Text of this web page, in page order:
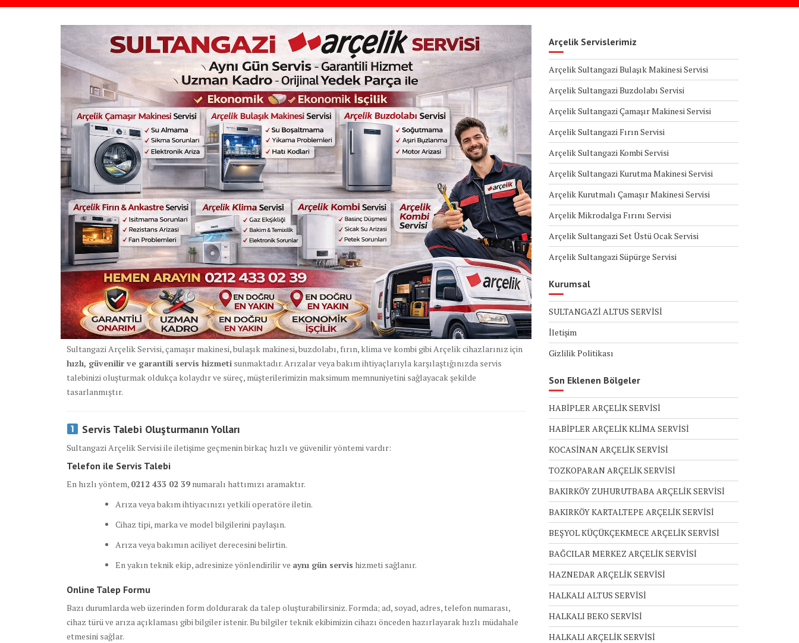
Sultangazi Arçelik Servisi, çamaşır makinesi, bulaşık makinesi, buzdolabı, fırın, klima ve kombi gibi Arçelik cihazlarınız için
hızlı, güvenilir ve garantili servis hizmeti sunmaktadır. Arızalar veya bakım ihtiyaçlarıyla karşılaştığınızda servis
talebinizi oluşturmak oldukça kolaydır ve süreç, müşterilerimizin maksimum memnuniyetini sağlayacak şekilde
tasarlanmıştır.
Servis Talebi Oluşturmanın Yolları
Sultangazi Arçelik Servisi ile iletişime geçmenin birkaç hızlı ve güvenilir yöntemi vardır:
Telefon ile Servis Talebi
En hızlı yöntem, 0212 433 02 39 numaralı hattımızı aramaktır.
Arıza veya bakım ihtiyacınızı yetkili operatöre iletin.
Cihaz tipi, marka ve model bilgilerini paylaşın.
Arıza veya bakımın aciliyet derecesini belirtin.
En yakın teknik ekip, adresinize yönlendirilir ve aynı gün servis hizmeti sağlanır.
Online Talep Formu
Bazı durumlarda web üzerinden form doldurarak da talep oluşturabilirsiniz. Formda; ad, soyad, adres, telefon numarası,
cihaz türü ve arıza açıklaması gibi bilgiler istenir. Bu bilgiler teknik ekibimizin cihazı önceden hazırlayarak hızlı müdahale
etmesini sağlar.
Arçelik Servislerimiz
Arçelik Sultangazi Bulaşık Makinesi Servisi
Arçelik Sultangazi Buzdolabı Servisi
Arçelik Sultangazi Çamaşır Makinesi Servisi
Arçelik Sultangazi Fırın Servisi
Arçelik Sultangazi Kombi Servisi
Arçelik Sultangazi Kurutma Makinesi Servisi
Arçelik Kurutmalı Çamaşır Makinesi Servisi
Arçelik Mikrodalga Fırını Servisi
Arçelik Sultangazi Set Üstü Ocak Servisi
Arçelik Sultangazi Süpürge Servisi
Kurumsal
SULTANGAZİ ALTUS SERVİSİ
İletişim
Gizlilik Politikası
Son Eklenen Bölgeler
HABİPLER ARÇELİK SERVİSİ
HABİPLER ARÇELİK KLİMA SERVİSİ
KOCASİNAN ARÇELİK SERVİSİ
TOZKOPARAN ARÇELİK SERVİSİ
BAKIRKÖY ZUHURUTBABA ARÇELİK SERVİSİ
BAKIRKÖY KARTALTEPE ARÇELİK SERVİSİ
BEŞYOL KÜÇÜKÇEKMECE ARÇELİK SERVİSİ
BAĞCILAR MERKEZ ARÇELİK SERVİSİ
HAZNEDAR ARÇELİK SERVİSİ
HALKALI ALTUS SERVİSİ
HALKALI BEKO SERVİSİ
HALKALI ARÇELİK SERVİSİ